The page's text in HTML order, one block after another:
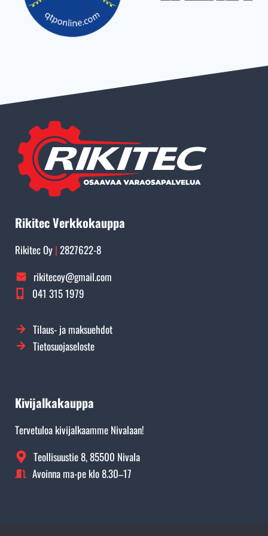
Rikitec Verkkokauppa
Rikitec Oy | 2827622-8
rikitecoy@gmail.com
041 315 1979
Tilaus- ja maksuehdot
Tietosuojaseloste
Kivijalkakauppa
Tervetuloa kivijalkaamme Nivalaan!
Teollisuustie 8, 85500 Nivala
Avoinna ma-pe klo 8.30–17